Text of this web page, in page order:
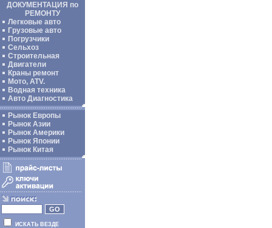
ДОКУМЕНТАЦИЯ по
РЕМОНТУ
Легковые авто
Грузовые авто
Погрузчики
Сельхоз
Строительная
Двигатели
Краны ремонт
Мото, ATV.
Водная техника
Авто Диагностика
Рынок Европы
Рынок Азии
Рынок Америки
Рынок Японии
Рынок Китая
ИСКАТЬ ВЕЗДЕ